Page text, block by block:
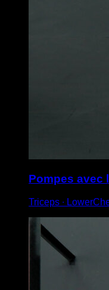
Pompes avec
Triceps ∙